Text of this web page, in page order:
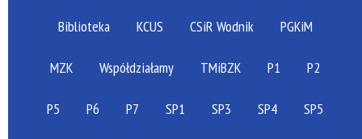
Biblioteka KCUS CSiR Wodnik PGKiM
MZK Współdziałamy TMiBZK P1 P2
P5 P6 P7 SP1 SP3 SP4 SP5